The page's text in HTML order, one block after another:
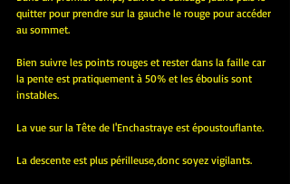
quitter pour prendre sur la gauche le rouge pour accéder
au sommet.
Bien suivre les points rouges et rester dans la faille car
la pente est pratiquement à 50% et les éboulis sont
instables.
La vue sur la Tête de l'Enchastraye est époustouflante.
La descente est plus périlleuse,donc soyez vigilants.